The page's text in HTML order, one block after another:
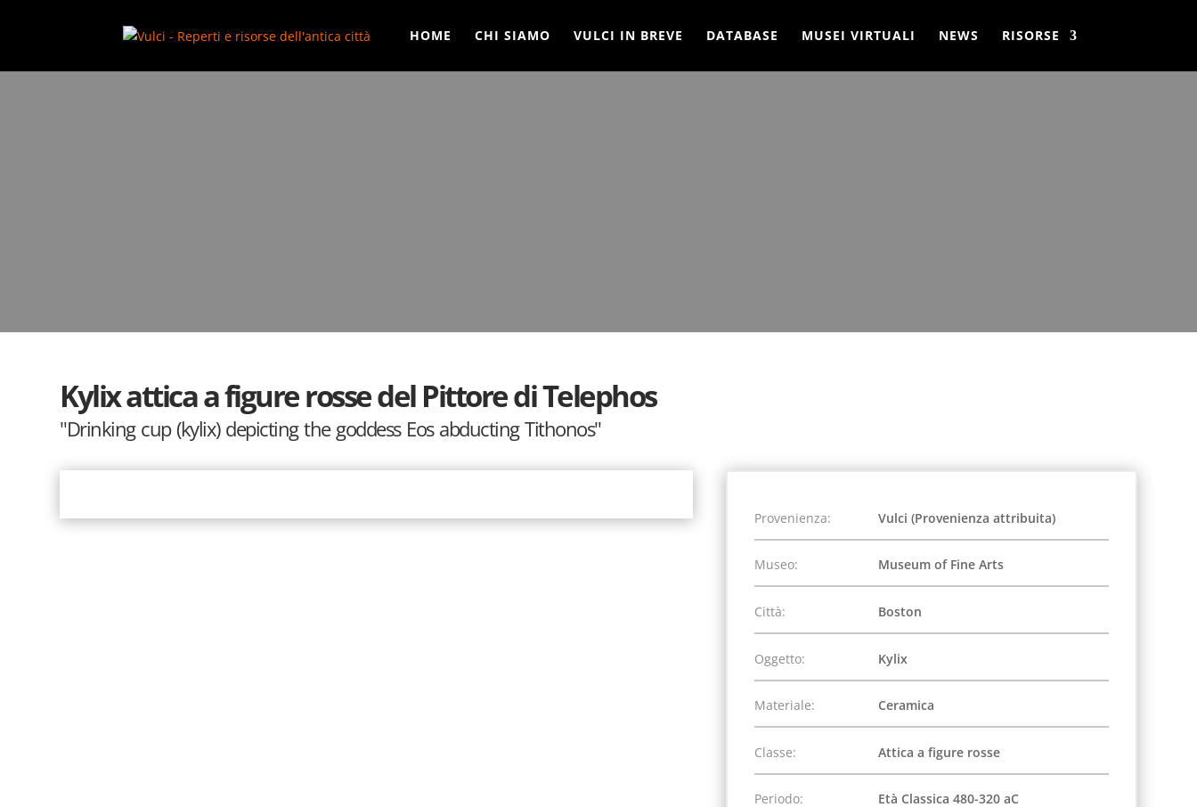
HOME
CHI SIAMO VULCI IN BREVE DATABASE MUSEI VIRTUALI NEWS RISORSE
Kylix attica a figure rosse del Pittore di Telephos
"Drinking cup (kylix) depicting the goddess Eos abducting Tithonos"
Provenienza: Vulci (Provenienza attribuita)
Museo: Museum of Fine Arts
Città: Boston
Oggetto: Kylix
Materiale: Ceramica
Classe: Attica a figure rosse
Periodo: Età Classica 480-320 aC